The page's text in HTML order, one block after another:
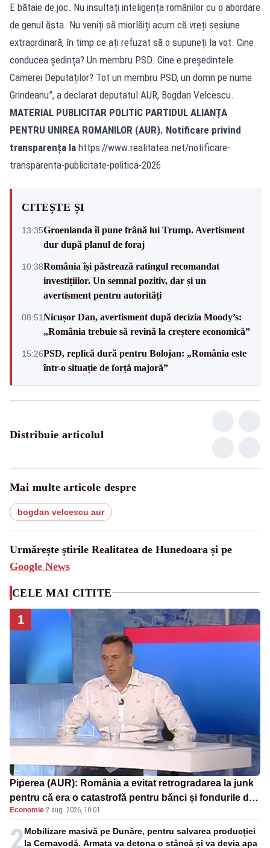
E bătaie de joc. Nu insultați inteligența românilor cu o abordare
de genul ăsta. Nu veniți să miorlăiți acum că vreți sesiune
extraordinară, în timp ce ați refuzat să o supuneți la vot. Cine
conducea ședința? Un membru PSD. Cine e președintele
Camerei Deputaților? Tot un membru PSD, un domn pe nume
Grindeanu”, a declarat deputatul AUR, Bogdan Velcescu.
MATERIAL PUBLICITAR POLITIC PARTIDUL ALIANȚA
PENTRU UNIREA ROMANILOR (AUR). Notificare privind
transparența la https://www.realitatea.net/notificare-
transparenta-publicitate-politica-2026
CITEȘTE ȘI
13:35Groenlanda îi pune frână lui Trump. Avertisment
dur după planul de foraj
10:38România își păstrează ratingul recomandat
investițiilor. Un semnal pozitiv, dar și un
avertisment pentru autorități
08:51Nicușor Dan, avertisment după decizia Moody’s:
„România trebuie să revină la creștere economică”
15:26PSD, replică dură pentru Bolojan: „România este
într-o situație de forță majoră”
Distribuie articolul
Mai multe articole despre
bogdan velcescu aur
Urmărește știrile Realitatea de Hunedoara și pe
Google News
CELE MAI CITITE
1
Piperea (AUR): România a evitat retrogradarea la junk
pentru că era o catastrofă pentru bănci și fondurile de
pensii
Economie·2 aug. 2026, 10:01
2Mobilizare masivă pe Dunăre, pentru salvarea producției
la Cernavodă. Armata va detona o stâncă și va devia apa